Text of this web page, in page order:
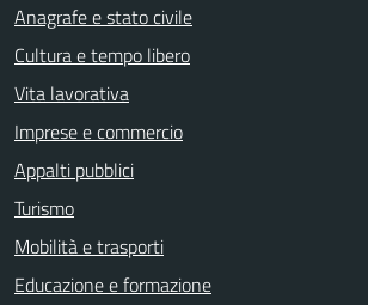
Anagrafe e stato civile
Cultura e tempo libero
Vita lavorativa
Imprese e commercio
Appalti pubblici
Turismo
Mobilità e trasporti
Educazione e formazione